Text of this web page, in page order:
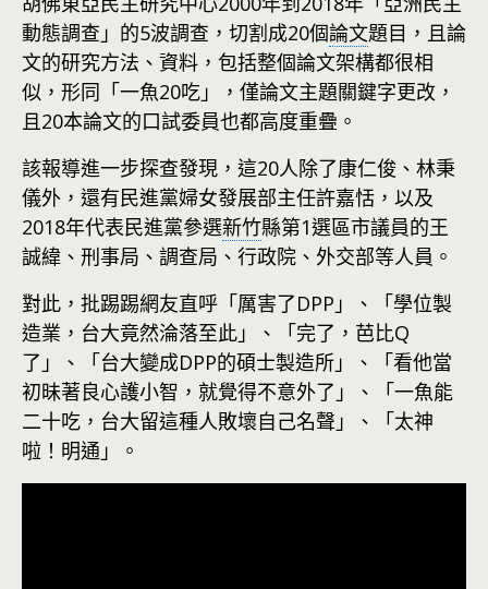
動態調查」的5波調查，切割成20個論文題目，且論
文的研究方法、資料，包括整個論文架構都很相
似，形同「一魚20吃」，僅論文主題關鍵字更改，
且20本論文的口試委員也都高度重疊。
該報導進一步探查發現，這20人除了康仁俊、林秉
儀外，還有民進黨婦女發展部主任許嘉恬，以及
2018年代表民進黨參選新竹縣第1選區市議員的王
誠緯、刑事局、調查局、行政院、外交部等人員。
對此，批踢踢網友直呼「厲害了DPP」、「學位製
造業，台大竟然淪落至此」、「完了，芭比Q
了」、「台大變成DPP的碩士製造所」、「看他當
初昧著良心護小智，就覺得不意外了」、「一魚能
二十吃，台大留這種人敗壞自己名聲」、「太神
啦！明通」。